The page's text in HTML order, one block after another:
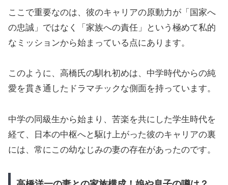
ここで重要なのは、彼のキャリアの原動力が「国家へ
の忠誠」ではなく「家族への責任」という極めて私的
なミッションから始まっている点にあります。
このように、高橋氏の馴れ初めは、中学時代からの純
愛を貫き通したドラマチックな側面を持っています。
中学の同級生から始まり、苦楽を共にした学生時代を
経て、日本の中枢へと駆け上がった彼のキャリアの裏
には、常にこの幼なじみの妻の存在があったのです。